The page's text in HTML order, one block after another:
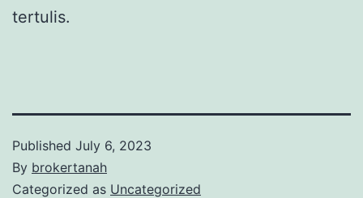
tertulis.
Published July 6, 2023
By brokertanah
Categorized as Uncategorized